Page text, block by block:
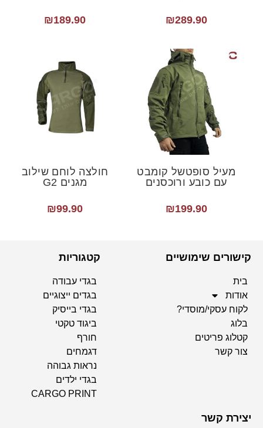
₪289.90
₪189.90
מעיל סופטשל קומבט
עם כובע ורוכסנים
₪199.90
חולצה לוחם שילוב
מגנים G2
₪99.90
קישורים שימושיים
בית
אודות
לקוח עסקי/מוסדי?
בלוג
קטלוג פריטים
צור קשר
קטגוריות
בגדי עבודה
בגדים ייצוגיים
בגדי בייסיק
ביגוד טקטי
חורף
דגמחים
נראות גבוהה
בגדי ילדים
CARGO PRINT
יצירת קשר